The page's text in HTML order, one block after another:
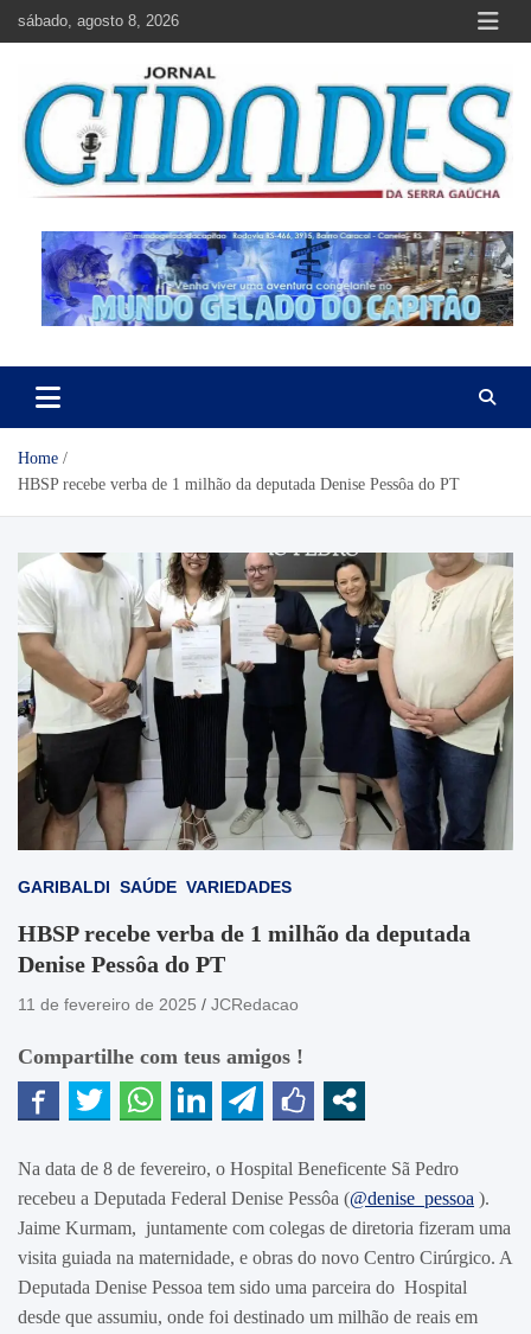
sábado, agosto 8, 2026
Jornal Cidades da Serra Gaúcha
Home
HBSP recebe verba de 1 milhão da deputada Denise Pessôa do PT
GARIBALDI SAÚDE VARIEDADES
HBSP recebe verba de 1 milhão da deputada
Denise Pessôa do PT
11 de fevereiro de 2025 JCRedacao
Compartilhe com teus amigos !
Na data de 8 de fevereiro, o Hospital Beneficente Sã Pedro
recebeu a Deputada Federal Denise Pessôa (@denise_pessoa ).
Jaime Kurmam, juntamente com colegas de diretoria fizeram uma
visita guiada na maternidade, e obras do novo Centro Cirúrgico. A
Deputada Denise Pessoa tem sido uma parceira do Hospital
desde que assumiu, onde foi destinado um milhão de reais em